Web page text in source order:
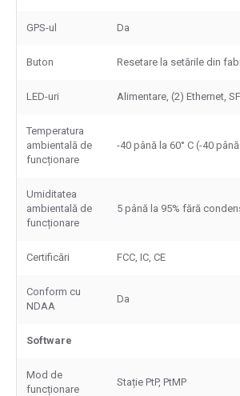
GPS-ul Da
Buton Resetare la setările din
LED-uri Alimentare, (2) Ethernet,
Temperatura
ambientală de
funcționare
-40 până la 60° C (-40
Umiditatea
ambientală de
funcționare
5 până la 95% fără
Certificări FCC, IC, CE
Conform cu
NDAA
Da
Software
Mod de
funcționare
Stație PtP, PtMP